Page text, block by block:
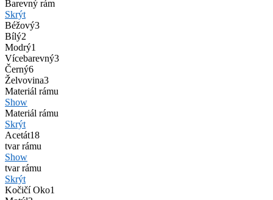
Barevný rám
Skrýt
Béžový3
Bílý2
Modrý1
Vícebarevný3
Černý6
Želvovina3
Materiál rámu
Show
Materiál rámu
Skrýt
Acetát18
tvar rámu
Show
tvar rámu
Skrýt
Kočičí Oko1